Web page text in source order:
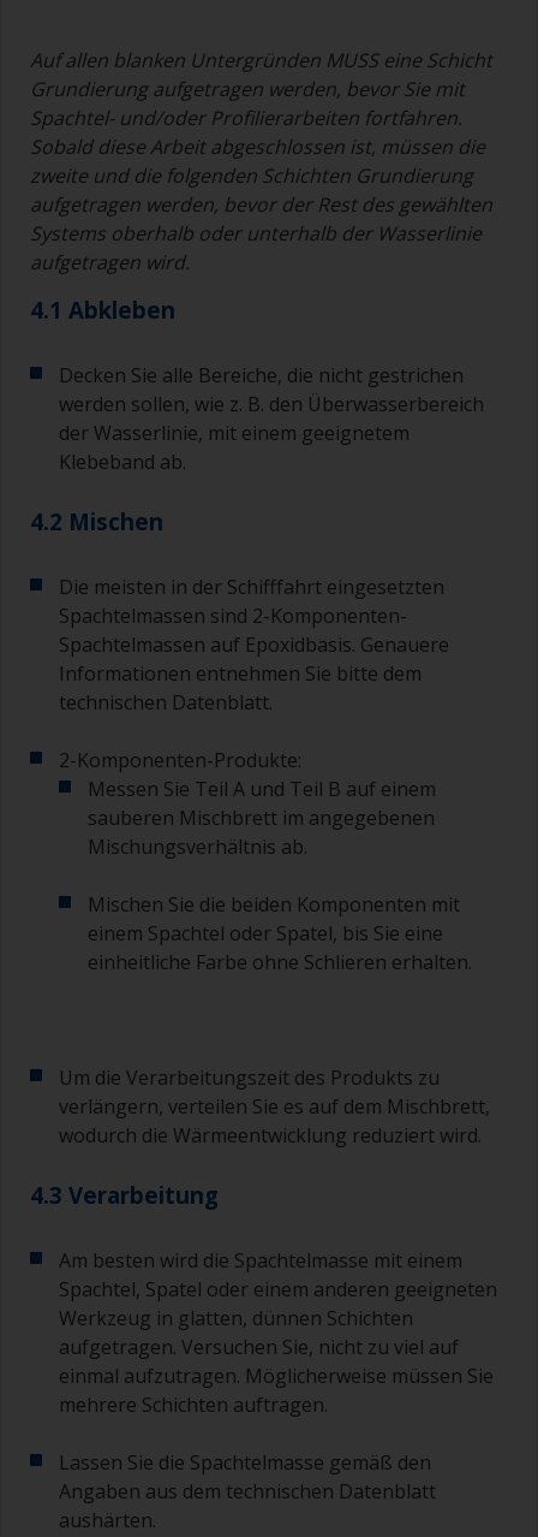
Oberfläche.
Zum Reinigen der Pinsel geben Sie etwas
Verdünner in einen geeigneten Behälter, so dass
Sie ihn reinigen können, wenn die Farbe im
Pinsel anfängt anzuhärten.
Weitere nützliche Tipps:
auftreten, dann ist die Farbe zu stark verdünnt
Vermeiden Sie es, Farbe direkt aus der Dose zu
verwenden, da dies zu Verunreinigungen und
vorzeitiger Alterung der Farbe durch
Lösungsmittelverdampfung führen kann. Geben
voraussichtlich in 30 Minuten verbrauchen
werden, in einen separaten Behälter.
Alte Marmeladengläser oder saubere, trockene
Blechdosen sind zum Mischen von Farbe
nützlich. Auch Messlöffel in verschiedenen
Größen, die Sie in jedem Supermarkt kaufen
Mengen Farbe und Härter für die kleineren
Bei Grundierungen, die im Anschluss mit einem
Antifouling überarbeitet werden, müssen Sie
besonders auf das Überarbeitungsintervall
achten. Weitere Angaben dazu, finden Sie im
Grundierung. Dies gilt insbesondere für
Grundierungen auf Epoxidbasis. Wenn Sie dieses
Intervall verpasst haben, tragen Sie eine neue
Wenn eine der aufgetragenen Schichten Läufer
oder Nasen aufweist (oder Verunreinigungen
enthält), die Sie abschleifen müssen, verwenden
einer 220er Körnung. Sollte sich das
besteht die Gefahr, zu viel vom Produkt zu
entfernen und/oder bis zum Substrat
durchzuschleifen.
Auf allen blanken Untergründen MUSS eine Schicht
Grundierung aufgetragen werden, bevor Sie mit
Spachtel- und/oder Profilierarbeiten fortfahren.
Sobald diese Arbeit abgeschlossen ist, müssen die
zweite und die folgenden Schichten Grundierung
aufgetragen werden, bevor der Rest des gewählten
Systems oberhalb oder unterhalb der Wasserlinie
aufgetragen wird.
4.1 Abkleben
Decken Sie alle Bereiche, die nicht gestrichen
werden sollen, wie z. B. den Überwasserbereich
der Wasserlinie, mit einem geeignetem
Klebeband ab.
4.2 Mischen
Die meisten in der Schifffahrt eingesetzten
Spachtelmassen sind 2-Komponenten-
Spachtelmassen auf Epoxidbasis. Genauere
Informationen entnehmen Sie bitte dem
technischen Datenblatt.
2-Komponenten-Produkte:
Messen Sie Teil A und Teil B auf einem
sauberen Mischbrett im angegebenen
Mischungsverhältnis ab.
Mischen Sie die beiden Komponenten mit
einem Spachtel oder Spatel, bis Sie eine
einheitliche Farbe ohne Schlieren erhalten.
Um die Verarbeitungszeit des Produkts zu
verlängern, verteilen Sie es auf dem Mischbrett,
wodurch die Wärmeentwicklung reduziert wird.
4.3 Verarbeitung
Am besten wird die Spachtelmasse mit einem
Spachtel, Spatel oder einem anderen geeigneten
Werkzeug in glatten, dünnen Schichten
aufgetragen. Versuchen Sie, nicht zu viel auf
einmal aufzutragen. Möglicherweise müssen Sie
mehrere Schichten auftragen.
Lassen Sie die Spachtelmasse gemäß den
Angaben aus dem technischen Datenblatt
aushärten.